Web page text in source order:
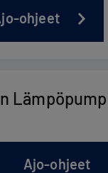
ohjeet
Ajo-ohjeet